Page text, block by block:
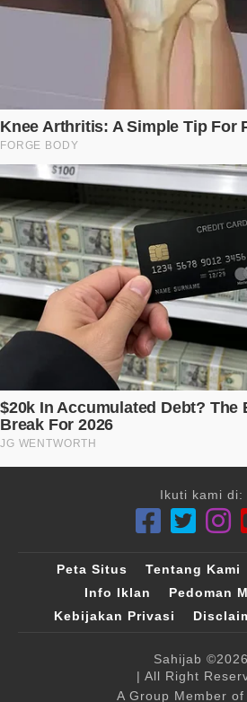
Ikuti kami di:
Peta Situs Tentang Kami
Info Iklan
Pedoman
Kebijakan Privasi
Sahijab ©2026
| All Right
A Group Member of